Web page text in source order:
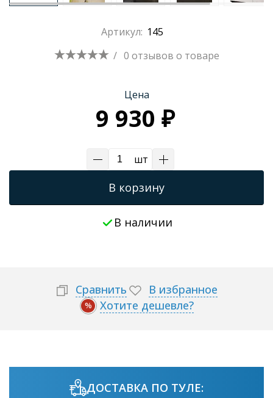
Артикул: 145
/ 0 отзывов о товаре
Цена
9 930 ₽
шт
В корзину
В наличии
Сравнить В избранное
% Хотите дешевле?
ДОСТАВКА ПО ТУЛЕ: